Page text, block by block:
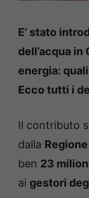
E’ stato
dell’acqua
energia:
Ecco tutti i
Il contributo
dalla
ben 23
ai gestori